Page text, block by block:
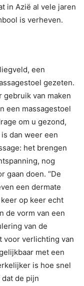
in Azië al vele jaren
is verheven.
een
gezeten.
gebruik van maken
een massagestoel
om u gezond,
dan weer een
het brengen
nog
gaan doen. “De
een dermate
op keer echt
de vorm van een
van de
voor verlichting van
met een
is hoe snel
de pijn